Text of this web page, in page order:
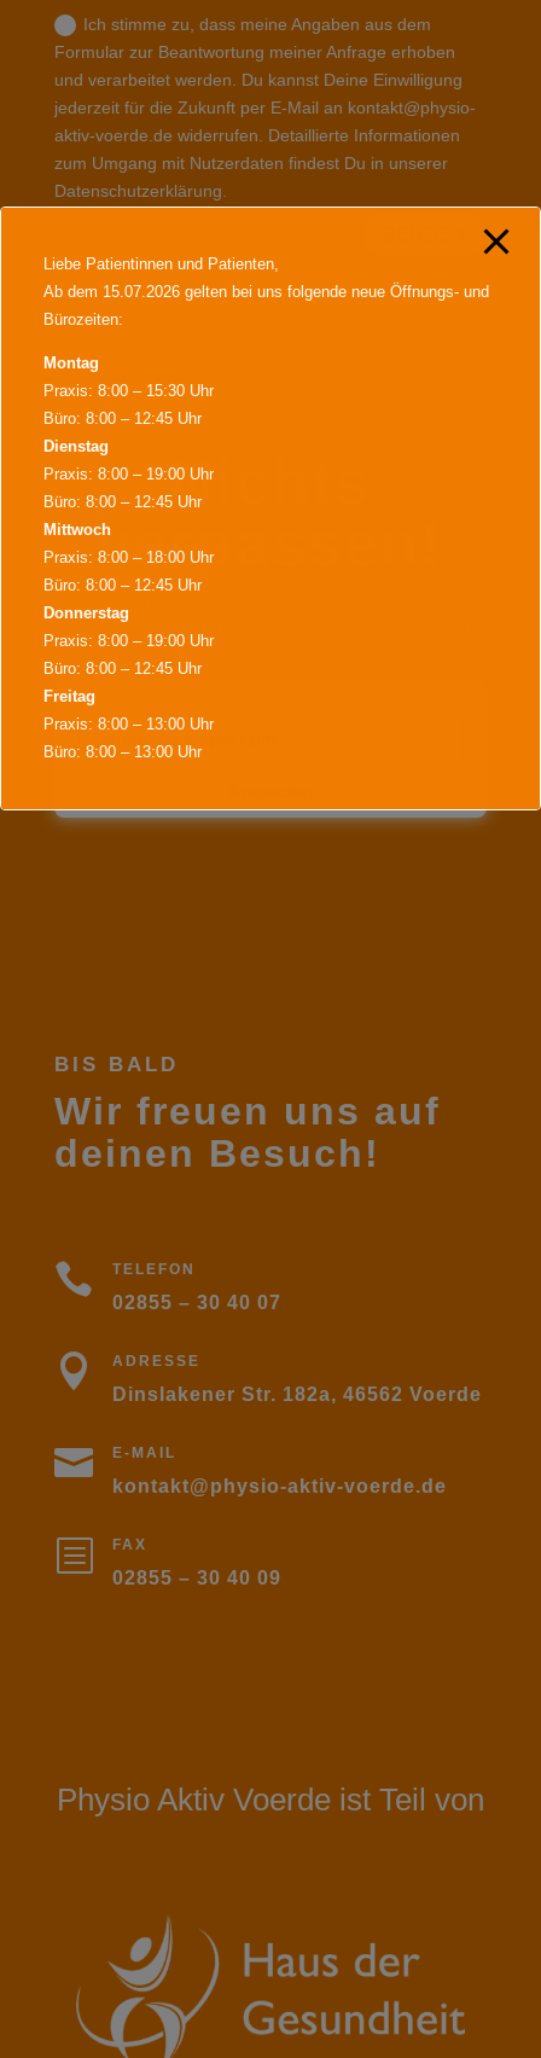
Ich stimme zu, dass meine Angaben aus dem
Formular zur Beantwortung meiner Anfrage erhoben
und verarbeitet werden. Du kannst Deine Einwilligung
jederzeit für die Zukunft per E-Mail an kontakt@physio-
aktiv-voerde.de widerrufen. Detaillierte Informationen
zum Umgang mit Nutzerdaten findest Du in unserer
Datenschutzerklärung.
Nichts
verpassen!
und immer auf dem neuesten Stand sein:
E-Mail*
BIS BALD
Wir freuen uns auf
deinen Besuch!
 TELEFON
02855 – 30 40 07
 ADRESSE
Dinslakener Str. 182a, 46562 Voerde
 E-MAIL
kontakt@physio-aktiv-voerde.de
b FAX
02855 – 30 40 09
Physio Aktiv Voerde ist Teil von
Liebe Patientinnen und Patienten,
Ab dem 15.07.2026 gelten bei uns folgende neue Öffnungs- und
Bürozeiten:
Montag
Praxis: 8:00 – 15:30 Uhr
Büro: 8:00 – 12:45 Uhr
Dienstag
Praxis: 8:00 – 19:00 Uhr
Büro: 8:00 – 12:45 Uhr
Mittwoch
Praxis: 8:00 – 18:00 Uhr
Büro: 8:00 – 12:45 Uhr
Donnerstag
Praxis: 8:00 – 19:00 Uhr
Büro: 8:00 – 12:45 Uhr
Freitag
Praxis: 8:00 – 13:00 Uhr
Büro: 8:00 – 13:00 Uhr
Während der Bürozeiten sind wir für Terminvereinbarungen,